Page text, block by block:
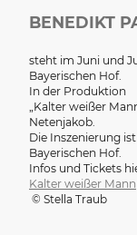
BENEDIKT
steht im Juni und
Bayerischen Hof.
In der Produktion
„Kalter weißer
Netenjakob.
Die Inszenierung
Bayerischen Hof.
Infos und Tickets
Kalter weißer Mann
© Stella Traub